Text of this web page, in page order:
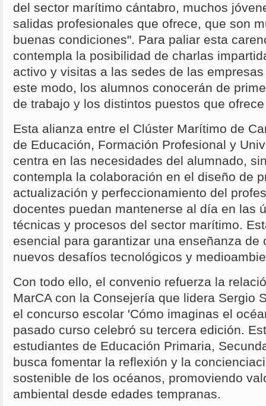
del sector marítimo cántabro, muchos
salidas profesionales que ofrece, que son
buenas condiciones". Para paliar esta
contempla la posibilidad de charlas
activo y visitas a las sedes de las
este modo, los alumnos conocerán de
de trabajo y los distintos puestos que
Esta alianza entre el Clúster Marítimo de
de Educación, Formación Profesional y
centra en las necesidades del alumnado,
contempla la colaboración en el diseño de
actualización y perfeccionamiento del
docentes puedan mantenerse al día en las
técnicas y procesos del sector marítimo.
esencial para garantizar una enseñanza de
nuevos desafíos tecnológicos y
Con todo ello, el convenio refuerza la
MarCA con la Consejería que lidera Sergio
el concurso escolar 'Cómo imaginas el
pasado curso celebró su tercera edición.
estudiantes de Educación Primaria,
busca fomentar la reflexión y la
sostenible de los océanos, promoviendo
ambiental desde edades tempranas.